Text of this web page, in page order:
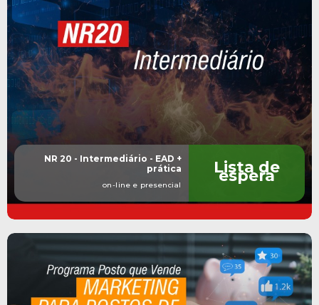
NR 20 - Intermediário - EAD +
prática
on-line e presencial
Lista de
espera